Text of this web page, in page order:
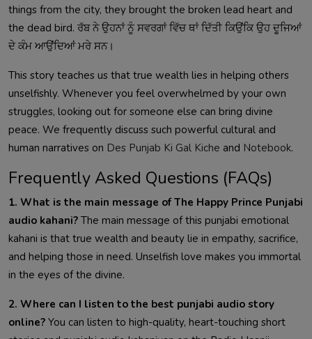
things from the city, they brought the broken lead heart and
the dead bird. ਰੱਬ ਨੇ ਉਹਨਾਂ ਨੂੰ ਸਵਰਗਾਂ ਵਿੱਚ ਥਾਂ ਦਿੱਤੀ ਕਿਉਂਕਿ ਉਹ ਦੂਜਿਆਂ
ਦੇ ਕੰਮ ਆਉਂਦਿਆਂ ਮਰੇ ਸਨ।
This story teaches us that true wealth lies in helping others
unselfishly. Whenever you feel overwhelmed by your own
struggles, looking out for someone else can bring divine
peace. We frequently discuss such powerful cultural and
human narratives on Des Punjab Ki Gal Kiche and Notebook.
Frequently Asked Questions (FAQs)
1. What is the main message of The Happy Prince Punjabi
audio kahani? The main message of this punjabi emotional
kahani is that true wealth and beauty lie in empathy, sacrifice,
and helping those in need. Unselfish love makes you immortal
in the eyes of the divine.
2. Where can I listen to the best punjabi audio story
online? You can listen to high-quality, heart-touching short